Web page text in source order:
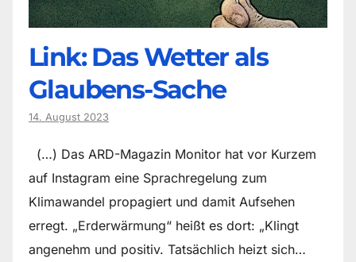
Link: Das Wetter als
Glaubens-Sache
14. August 2023
(…) Das ARD-Magazin Monitor hat vor Kurzem
auf Instagram eine Sprachregelung zum
Klimawandel propagiert und damit Aufsehen
erregt. „Erderwärmung“ heißt es dort: „Klingt
angenehm und positiv. Tatsächlich heizt sich…